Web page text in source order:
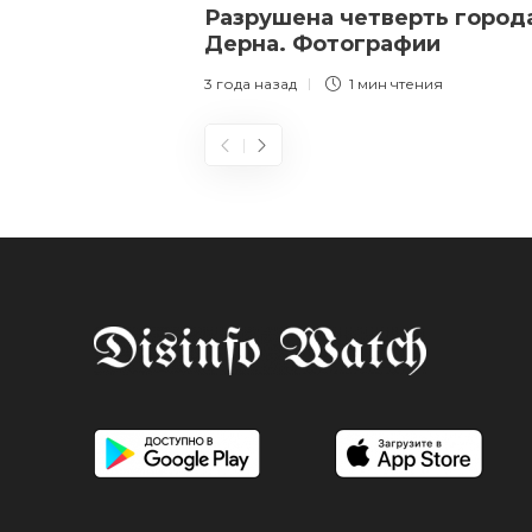
Разрушена четверть
Дерна. Фотографии
3 года назад 1 мин чтения